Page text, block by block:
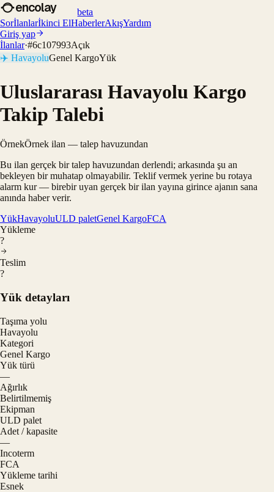
encolay
beta
Sorİlanlarİkinci ElHaberlerAkışYardım
Giriş yap
İlanlar·#6c107993Açık
✈️ HavayoluGenel KargoYük
Uluslararası Havayolu Kargo
Takip Talebi
ÖrnekÖrnek ilan — talep havuzundan
Bu ilan gerçek bir talep havuzundan derlendi; arkasında şu an
bekleyen bir muhatap olmayabilir. Teklif vermek yerine bu rotaya
alarm kur — birebir uyan gerçek bir ilan yayına girince ajanın sana
anında haber verir.
YükHavayoluULD paletGenel KargoFCA
Yükleme
?
Teslim
?
Yük detayları
Taşıma yolu
Havayolu
Kategori
Genel Kargo
Yük türü
—
Ağırlık
Belirtilmemiş
Ekipman
ULD palet
Adet / kapasite
—
Incoterm
FCA
Yükleme tarihi
Esnek